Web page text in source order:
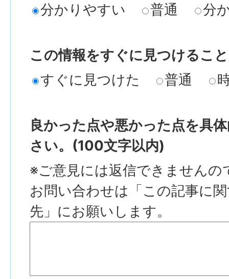
分かりやすい
普通 分
この情報をすぐに見つけるこ
すぐに見つけた
普通
良かった点や悪かった点を具
さい。(100文字以内)
※ご意見には返信できませんの
お問い合わせは「この記事に
先」にお願いします。